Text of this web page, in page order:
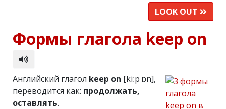
LOOK OUT
Формы глагола keep on
Английский глагол keep on [kiːp ɒn],
переводится как: продолжать,
оставлять.